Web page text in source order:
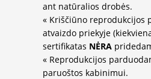
ant natūralios drobės.
« Kriščiūno reprodukcijos
atvaizdo priekyje
sertifikatas NĖRA
« Reprodukcijos
paruoštos kabinimui.